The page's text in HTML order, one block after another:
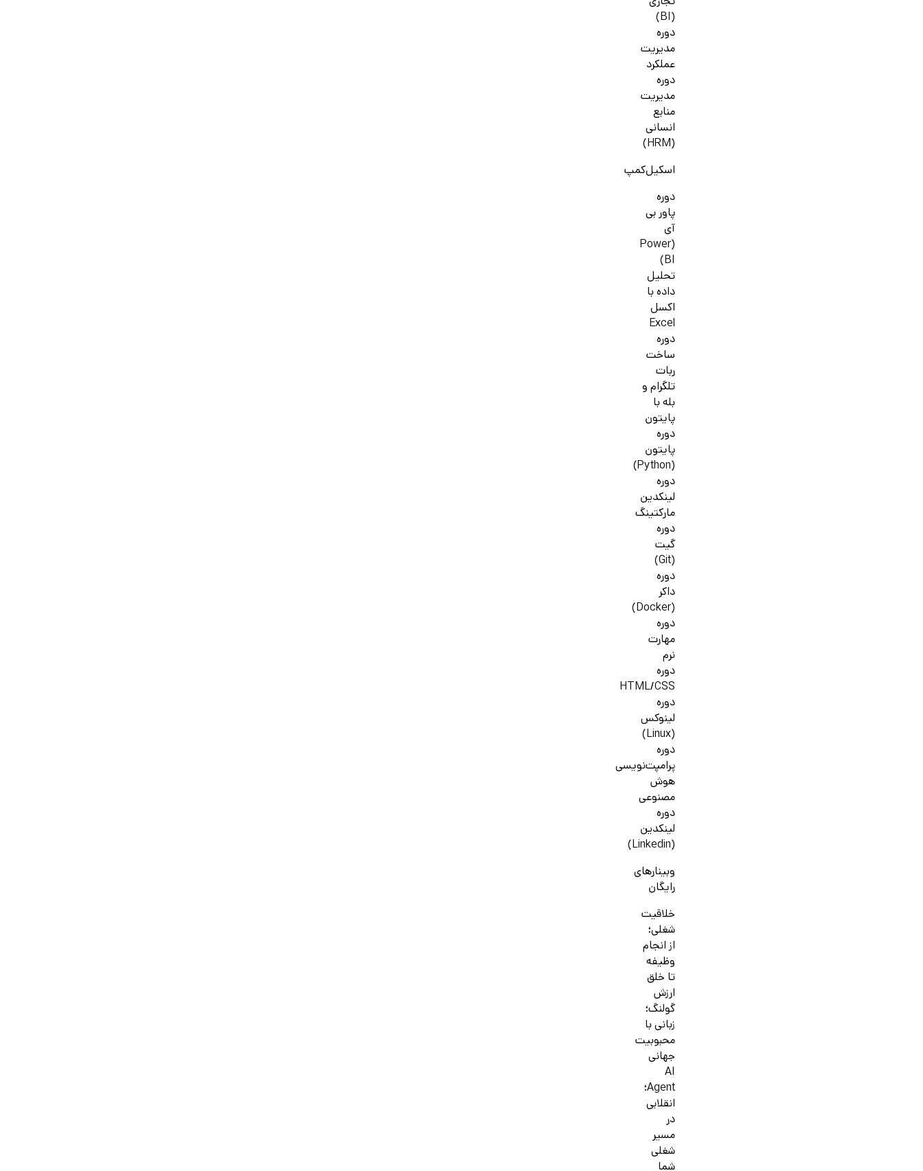
(BI)
دوره
مدیریت
عملکرد
دوره
مدیریت
منابع
انسانی
(HRM)
اسکیل‌کمپ
دوره
پاور بی
آی
(Power
BI)
تحلیل
داده با
اکسل
Excel
دوره
ساخت
ربات
تلگرام و
بله با
پایتون
دوره
پایتون
(Python)
دوره
لینکدین
مارکتینگ
دوره
گیت
(Git)
دوره
داکر
(Docker)
دوره
مهارت
نرم
دوره
HTML/CSS
دوره
لینوکس
(Linux)
دوره
پرامپت‌نویسی
هوش
مصنوعی
دوره
لینکدین
(Linkedin)
وبینارهای
رایگان
خلاقیت
شغلی؛
از انجام
وظیفه
تا خلق
ارزش
گولنگ؛
زبانی با
محبوبیت
جهانی
AI
Agent؛
انقلابی
در
مسیر
شغلی